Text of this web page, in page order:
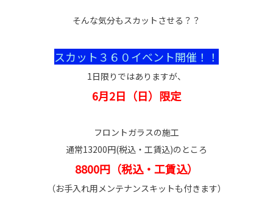
そんな気分もスカットさせる？？
スカット３６０イベント開催！！
1日限りではありますが、
6月2日（日）限定
フロントガラスの施工
通常13200円(税込・工賃込)のところ
8800円（税込・工賃込）
（お手入れ用メンテナンスキットも付きます）